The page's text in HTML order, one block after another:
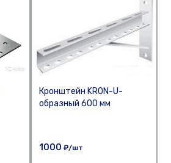
Кронштейн KRON-U-
образный 600 мм
1000 ₽/шт